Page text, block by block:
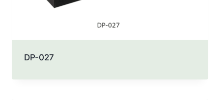
DP-027